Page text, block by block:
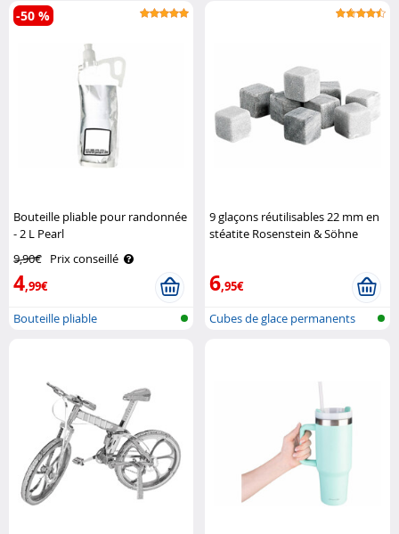
Bouteille pliable pour randonnée
- 2 L Pearl
9,90€ Prix conseillé
4,99€
-50 %
Bouteille pliable
9 glaçons réutilisables 22 mm en
stéatite Rosenstein & Söhne
6,95€
Cubes de glace permanents